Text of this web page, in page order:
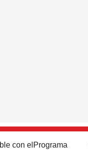
con el Programa